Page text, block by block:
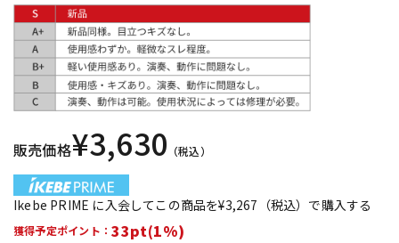
中古
販売価格¥3,630 （税込）
Ikebe PRIME に入会してこの商品を¥3,267（税込）で購入する
獲得予定ポイント：33pt(1%)